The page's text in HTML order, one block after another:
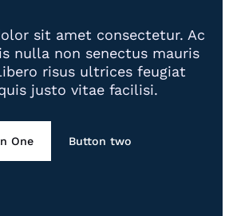
sit amet consectetur. Ac
nulla non senectus mauris
risus ultrices feugiat
justo vitae facilisi.
One Button two